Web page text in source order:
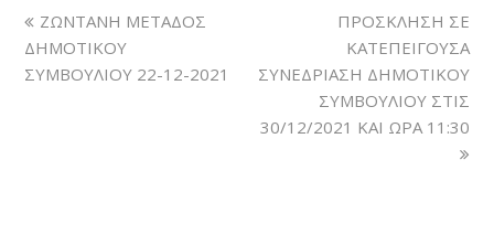
ΖΩΝΤΑΝΗ ΜΕΤΑΔΟΣ
ΔΗΜΟΤΙΚΟΥ
ΣΥΜΒΟΥΛΙΟΥ 22-12-2021
ΠΡΟΣΚΛΗΣΗ ΣΕ
ΚΑΤΕΠΕΙΓΟΥΣΑ
ΣΥΝΕΔΡΙΑΣΗ ΔΗΜΟΤΙΚΟΥ
ΣΥΜΒΟΥΛΙΟΥ ΣΤΙΣ
30/12/2021 ΚΑΙ ΩΡΑ 11:30